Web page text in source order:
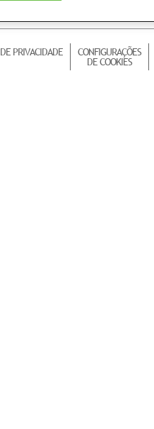
PRIVACIDADE CONFIGURAÇÕES
DE COOKIES